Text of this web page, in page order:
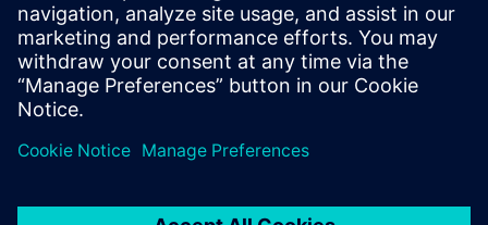
intersectorial. É usado para configurar sistemas de
automação e controlo de processos para várias áreas.
Saiba mais